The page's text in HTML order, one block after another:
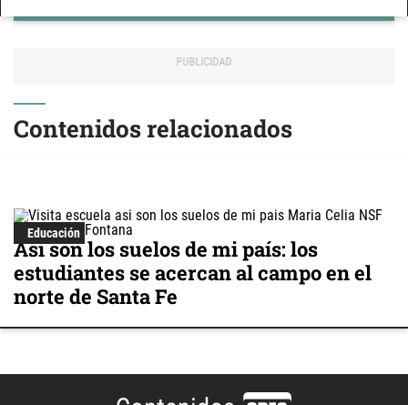
Contenidos relacionados
Educación
Así son los suelos de mi país: los
estudiantes se acercan al campo en el
norte de Santa Fe